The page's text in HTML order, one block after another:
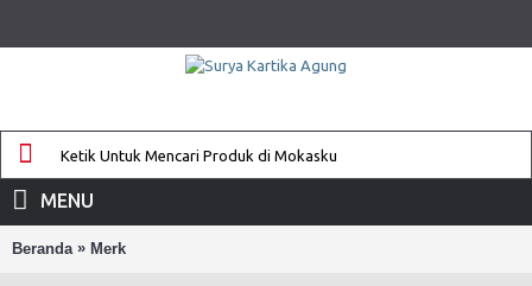
MENU
Beranda » Merk